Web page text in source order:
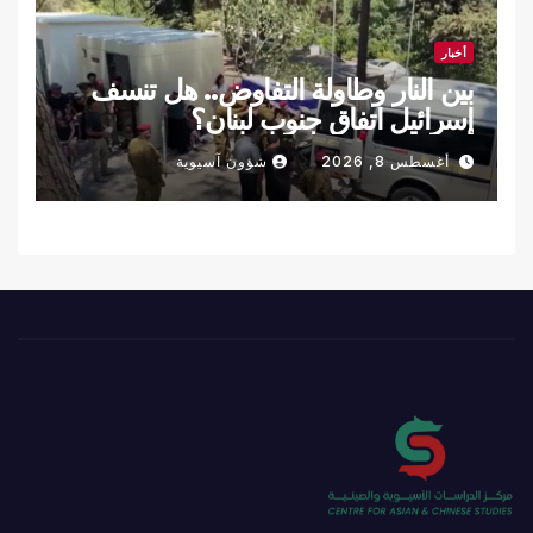
أخبار
بين النار وطاولة التفاوض.. هل تنسف
إسرائيل اتفاق جنوب لبنان؟
أغسطس 8, 2026 شؤون آسيوية